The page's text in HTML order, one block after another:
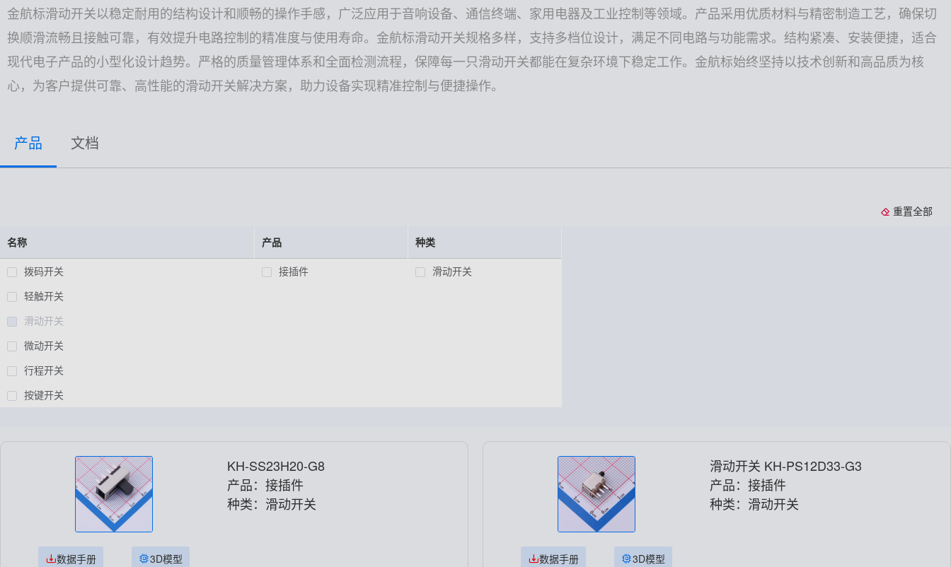
高速高频线束
非标特种定制
金航标滑动开关以稳定耐用的结构设计和顺畅的操作手感，广泛应用于音响设备、通信终端、家用电器及工业控制等领域。产品采用优质材料与精密制造工艺，确保切
换顺滑流畅且接触可靠，有效提升电路控制的精准度与使用寿命。金航标滑动开关规格多样，支持多档位设计，满足不同电路与功能需求。结构紧凑、安装便捷，适合
现代电子产品的小型化设计趋势。严格的质量管理体系和全面检测流程，保障每一只滑动开关都能在复杂环境下稳定工作。金航标始终坚持以技术创新和高品质为核
心，为客户提供可靠、高性能的滑动开关解决方案，助力设备实现精准控制与便捷操作。
产品 文档
重置全部
名称
拨码开关
轻触开关
滑动开关
微动开关
行程开关
按键开关
产品
接插件
种类
滑动开关
数据手册 3D模型
KH-SS23H20-G8
产品：接插件
种类：滑动开关
数据手册 3D模型
滑动开关 KH-PS12D33-G3
产品：接插件
种类：滑动开关